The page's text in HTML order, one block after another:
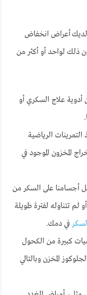
أعراض انخفاض
ذلك لواحد أو أكثر من
أدوية علاج السكري أو
التمرينات الرياضية
المخزون الموجود في
أجسامنا على السكر من
لم تتناوله لفترة طويلة
في دمك.
كبيرة من الكحول
المخزن وبالتالي